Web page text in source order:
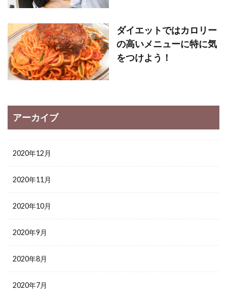
ダイエットではカロリー
の高いメニューに特に気
をつけよう！
アーカイブ
2020年12月
2020年11月
2020年10月
2020年9月
2020年8月
2020年7月